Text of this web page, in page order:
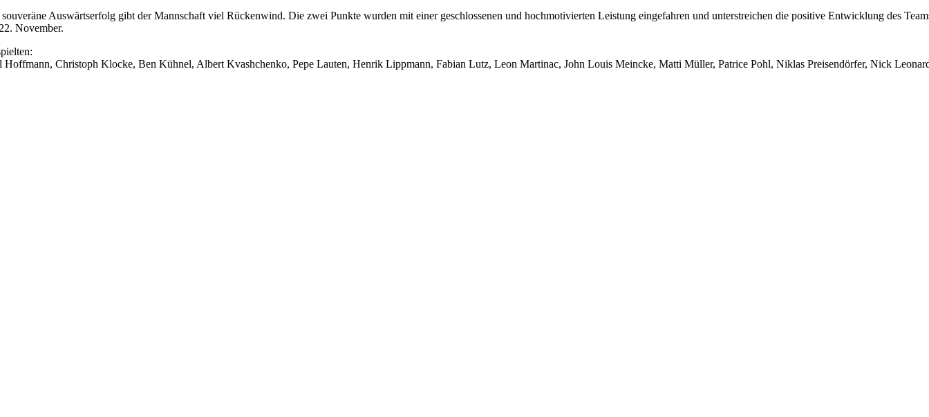
Auswärtserfolg gibt der Mannschaft viel Rückenwind. Die zwei Punkte wurden mit einer geschlossenen und hochmotivierten Leistung eingefahren und unterstreichen die positive Entwicklung des
November.
Hoffmann, Christoph Klocke, Ben Kühnel, Albert Kvashchenko, Pepe Lauten, Henrik Lippmann, Fabian Lutz, Leon Martinac, John Louis Meincke, Matti Müller, Patrice Pohl, Niklas Preisendörfer, Nick